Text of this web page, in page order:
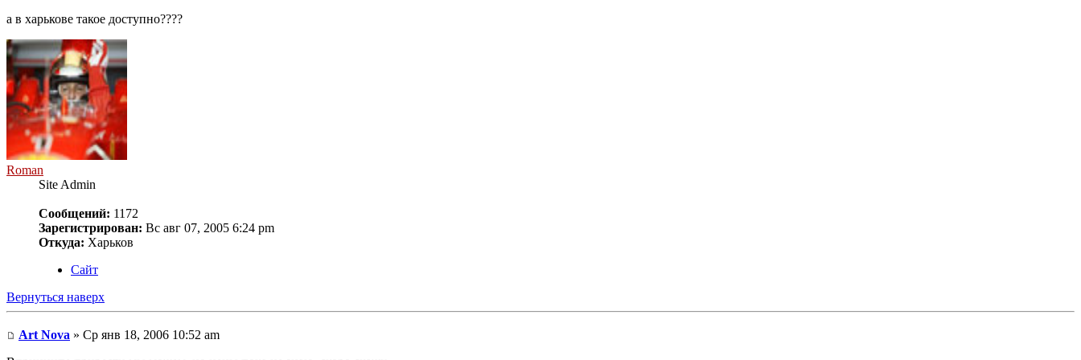
а в харькове такое доступно????
Roman
Site Admin
Сообщений: 1172
Зарегистрирован: Вс авг 07, 2005 6:24 pm
Откуда: Харьков
Сайт
Вернуться наверх
Art Nova » Ср янв 18, 2006 10:52 am